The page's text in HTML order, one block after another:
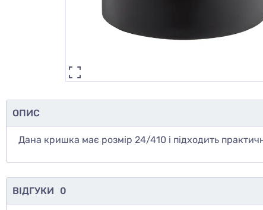
ОПИС
Дана кришка має розмір 24/410 і підходить
ВІДГУКИ 0